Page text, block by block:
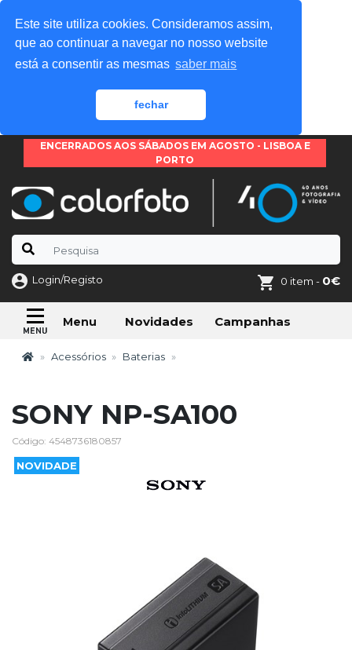
Este site utiliza cookies. Consideramos assim,
que ao continuar a navegar no nosso website
está a consentir as mesmas saber mais
fechar
ENCERRADOS AOS SÁBADOS EM AGOSTO - LISBOA E
PORTO
Login/Registo 0 item - 0€
Menu Novidades Campanhas
Acessórios Baterias
SONY NP-SA100
Código: 4548736180857
NOVIDADE